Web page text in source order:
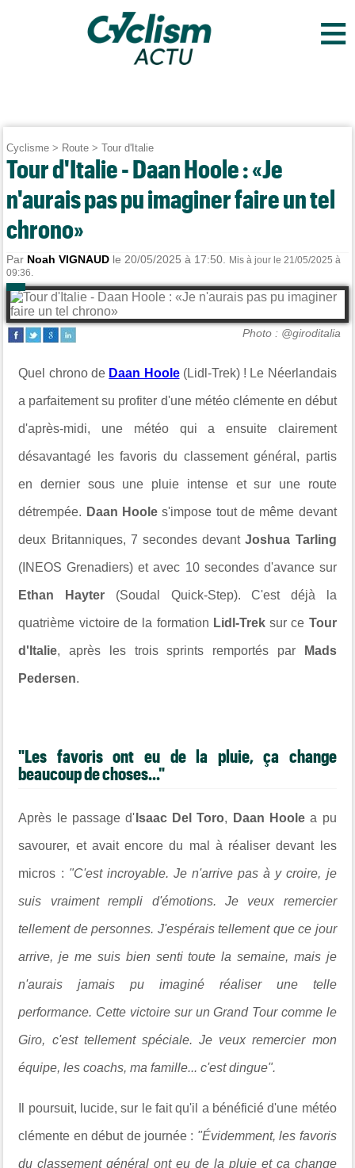
≡
Cyclisme > Route >Tour d'Italie
Tour d'Italie - Daan Hoole : «Je
n'aurais pas pu imaginer faire un tel
chrono»
Par Noah VIGNAUD le 20/05/2025 à 17:50.
Mis à jour le 21/05/2025 à
09:36.
Photo : @giroditalia
Quel chrono de Daan Hoole(Lidl-Trek) ! Le Néerlandais
a parfaitement su profiter d'une météo clémente en début
d'après-midi, une météo qui a ensuite clairement
désavantagé les favoris du classement général, partis
en dernier sous une pluie intense et sur une route
détrempée. Daan Hoole s'impose tout de même devant
deux Britanniques, 7 secondes devantJoshua Tarling
(INEOS Grenadiers) et avec 10 secondes d'avance sur
Ethan Hayter (Soudal Quick-Step). C'est déjà la
quatrième victoire de la formation Lidl-Treksur ce Tour
d'Italie, après les trois sprints remportés par Mads
Pedersen.
"Les favoris ont eu de la pluie, ça change
beaucoup de choses..."
Après le passage d' Isaac Del Toro, Daan Hoolea pu
savourer, et avait encore du mal à réaliser devant les
micros : "C'est incroyable. Je n'arrive pas à y croire, je
suis vraiment rempli d'émotions. Je veux remercier
tellement de personnes. J'espérais tellement que ce jour
arrive, je me suis bien senti toute la semaine, mais je
n'aurais jamais pu imaginé réaliser une telle
performance. Cette victoire sur un Grand Tour comme le
Giro, c'est tellement spéciale. Je veux remercier mon
équipe, les coachs, ma famille... c'est dingue".
Il poursuit, lucide, sur le fait qu'il a bénéficié d'une météo
clémente en début de journée : "Évidemment, les favoris
du classement général ont eu de la pluie et ça change